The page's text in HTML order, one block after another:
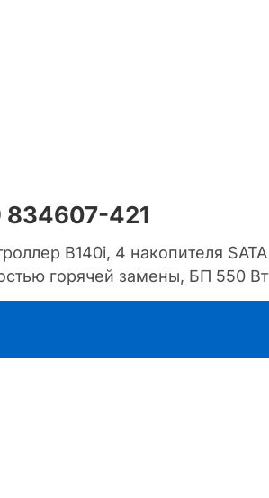
834607-421
B140i, 4 накопителя SATA
горячей замены, БП 550 Вт